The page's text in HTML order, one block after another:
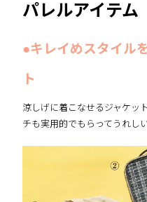
パレルアイテム
●キレイめスタイル
ト
涼しげに着こなせるジャケッ
チも実用的でもらってうれし